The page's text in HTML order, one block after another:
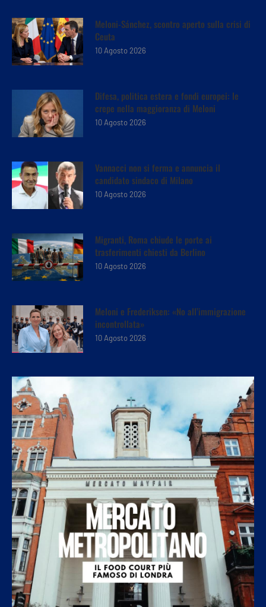
Meloni-Sánchez, scontro aperto sulla crisi di
Ceuta
10 Agosto 2026
Difesa, politica estera e fondi europei: le
crepe nella maggioranza di Meloni
10 Agosto 2026
Vannacci non si ferma e annuncia il
candidato sindaco di Milano
10 Agosto 2026
Migranti, Roma chiude le porte ai
trasferimenti chiesti da Berlino
10 Agosto 2026
Meloni e Frederiksen: «No all’immigrazione
incontrollata»
10 Agosto 2026